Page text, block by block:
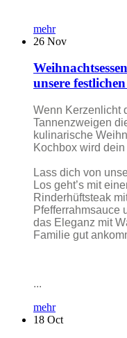
mehr
26 Nov
unsere
Wenn Kerzenlicht
Tannenzweigen
kulinarische
Kochbox wird
Lass dich von
Los geht’s mit
Rinderhüftsteak
Pfefferrahmsauce
das Eleganz mit
Familie gut
...
mehr
18 Oct